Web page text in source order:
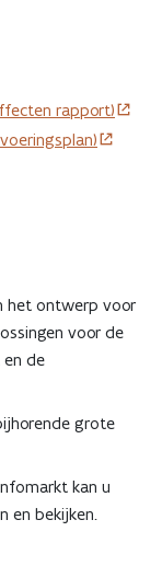
rapport)
het ontwerp voor
voor de
de
grote
kan u
en bekijken.